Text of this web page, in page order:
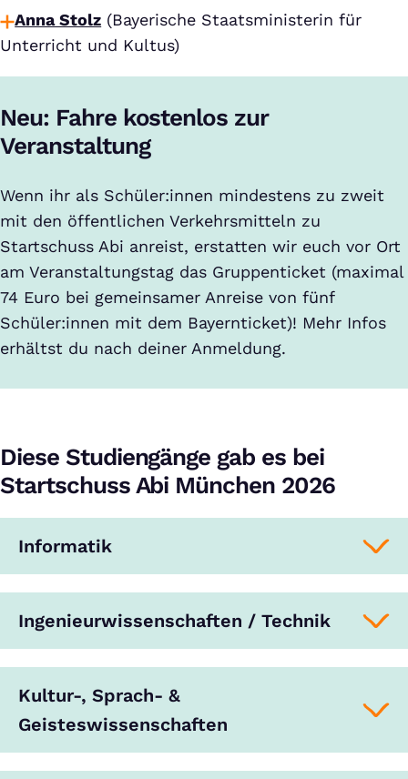
Anna Stolz (Bayerische Staatsministerin für
Unterricht und Kultus)
Neu: Fahre kostenlos zur
Veranstaltung
Wenn ihr als Schüler:innen mindestens zu zweit
mit den öffentlichen Verkehrsmitteln zu
Startschuss Abi anreist, erstatten wir euch vor Ort
am Veranstaltungstag das Gruppenticket (maximal
74 Euro bei gemeinsamer Anreise von fünf
Schüler:innen mit dem Bayernticket)! Mehr Infos
erhältst du nach deiner Anmeldung.
Diese Studiengänge gab es bei
Startschuss Abi München 2026
Informatik
Ingenieurwissenschaften / Technik
Kultur-, Sprach- &
Geisteswissenschaften